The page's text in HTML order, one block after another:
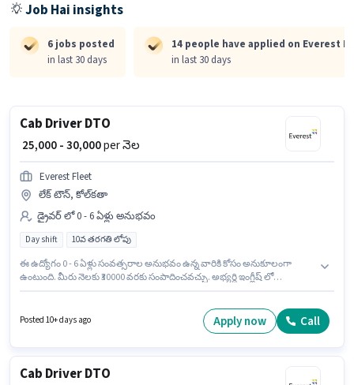
Job Hai insights
6 jobs posted
in last 30 days
14 people have applied on Everest
in last 30 days
Cab Driver DTO
₹ 25,000 - 30,000per నెల
Everest Fleet
లేక్ టౌన్, కోల్‌కతా
డ్రైవర్ లో 0 - 6 ఏళ్లు అనుభవం
Day shift 10వ తరగతి లోపు
ఈ ఉద్యోగం 0 - 6 ఏళ్లు సంవత్సరాల అనుభవం ఉన్న వారికి కోసం అనుకూలంగా
ఉంటుంది. మీరు నెలకు ₹30000 వరకు సంపాదించవచ్చు. అభ్యర్థి ఇంగ్లీష్ లో
ఉన్న అభ్యర్థులు ఈ ఉద్యోగానికి అప్లై చేసుకోవచ్చు. ఈ ఉద్యోగం Full Time
ప్రాతిపదికపై, DAY shift మరియు వారానికి 6 days working ఉన్నాయి.
Posted 10+ days ago Apply now Call
Cab Driver DTO